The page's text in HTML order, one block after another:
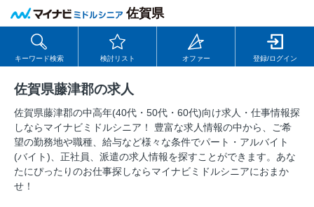
佐賀県
キーワード検索 検討リスト オファー 登録/ログイン
佐賀県藤津郡の求人
佐賀県藤津郡の中⾼年(40代・50代・60代)向け求⼈・仕事情報探
しならマイナビミドルシニア！ 豊富な求人情報の中から、ご希
望の勤務地や職種、給与など様々な条件でパート・アルバイト
(バイト)、正社員、派遣の求人情報を探すことができます。あな
たにぴったりのお仕事探しならマイナビミドルシニアにおまか
せ！